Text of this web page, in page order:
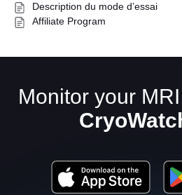
Français
Description du mode d’essai
Affiliate Program
Monitor your